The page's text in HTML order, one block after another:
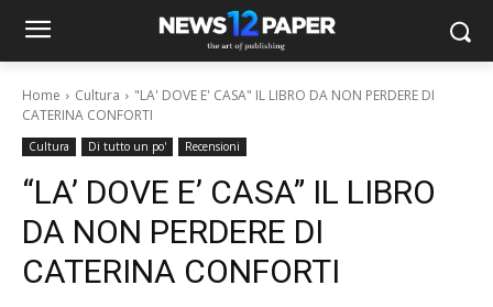
Home Cultura
"LA' DOVE E' CASA" IL LIBRO DA NON PERDERE DI
CATERINA CONFORTI
Cultura Di tutto un po' Recensioni
“LA’ DOVE E’ CASA” IL LIBRO
DA NON PERDERE DI
CATERINA CONFORTI